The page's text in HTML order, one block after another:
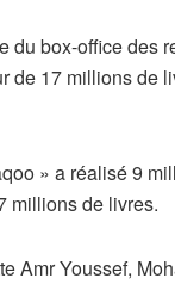
du box-office des
de 17 millions de
» a réalisé 9
millions de livres.
Amr Youssef,